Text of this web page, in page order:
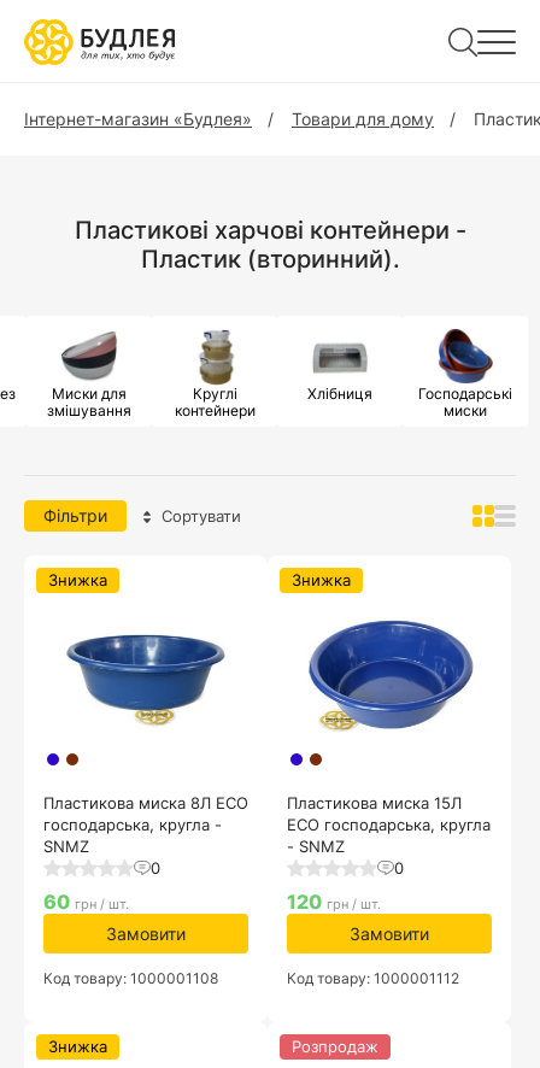
Інтернет-магазин «Будлея» Товари для дому
Пластикові харчові контейнери -
Пластик (вторинний).
Миски для
змішування
Круглі
контейнери
Хлібниця
Господарські
миски
Фільтри Сортувати
Пластикова миска 8Л ECO
господарська, кругла -
SNMZ
0
Знижка
60 грн / шт.
Замовити
Код товару: 1000001108
Пластикова миска 15Л
ECO господарська, кругла
- SNMZ
0
Знижка
120 грн / шт.
Замовити
Код товару: 1000001112
Знижка Розпродаж